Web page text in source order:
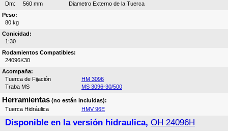
Dm:
560 mm
Diametro Externo de la Tuerca
Peso:
80 kg
Conicidad:
1:30
Rodamientos Compatibles:
24096K30
Acompaña:
Tuerca de Fijación
HM 3096
Traba MS
MS 3096-30/500
Herramientas (no están incluidas):
Tuerca Hidráulica
HMV 96E
Disponible en la versión hidraulica, OH 24096H